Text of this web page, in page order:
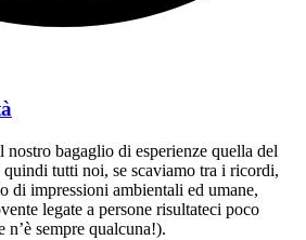
nostro bagaglio di esperienze quella del
tutti noi, se scaviamo tra i ricordi,
di impressioni ambientali ed umane,
legate a persone risultateci poco
n’è sempre qualcuna!).